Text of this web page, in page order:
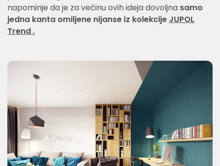
napominje da je za većinu ovih ideja dovoljna samo
jedna kanta omiljene nijanse iz kolekcije JUPOL
Trend .